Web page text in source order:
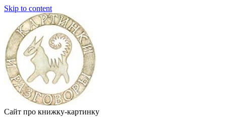
Skip to content
Сайт про книжку-картинку